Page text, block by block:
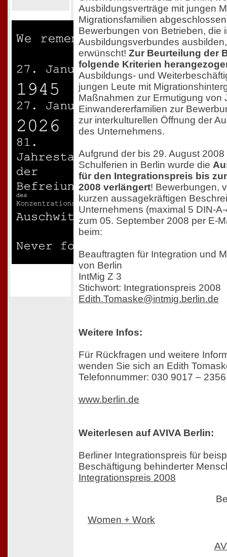
Ausbildungsverträge mit jungen
Migrationsfamilien
Bewerbungen von Betrieben, die
Ausbildungsverbundes
erwünscht! Zur Beurteilung der
folgende Kriterien
Ausbildungs- und
jungen Leute mit
Maßnahmen zur Ermutigung von
Einwandererfamilien zur
zur interkulturellen Öffnung der
des Unternehmens.
Aufgrund der bis 29. August
Schulferien in Berlin wurde die
für den Integrationspreis bis
2008 verlängert! Bewerbungen,
kurzen aussagekräftigen
Unternehmens (maximal 5 DIN-
zum 05. September 2008 per E-
beim:
Beauftragten für Integration und
von Berlin
IntMig Z 3
Stichwort: Integrationspreis 2008
Edith.Tomaske@intmig.berlin.de
Weitere Infos:
Für Rückfragen und weitere
wenden Sie sich an Edith
Telefonnummer: 030 9017 –
www.berlin.de
Weiterlesen auf AVIVA Berlin:
Berliner Integrationspreis für
Beschäftigung behinderter
Integrationspreis 2008
Women + Work